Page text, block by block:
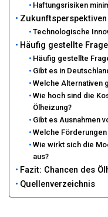
Haftungsrisiken
Technologische
Häufig gestellte
Häufig gestellte
Gibt es in
Welche Alternativen
Wie hoch sind die
Ölheizung?
Gibt es Ausnahmen
Welche
Wie wirkt sich die
aus?
Fazit: Chancen des
Quellenverzeichnis